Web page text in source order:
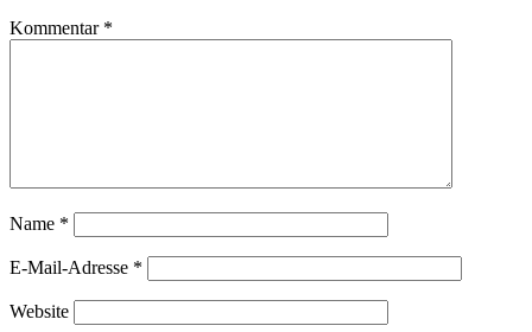
Kommentar *
Name *
E-Mail-Adresse *
Website